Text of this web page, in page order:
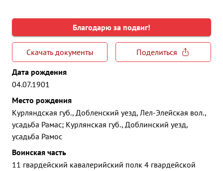
Благодарю за подвиг!
Скачать документы
Поделиться
Дата рождения
04.07.1901
Место рождения
Курляндская губ., Добленский уезд, Лел-Элейская вол.,
усадьба Рамас; Курлянская губ., Доблинский уезд,
усадьба Рамос
Воинская часть
11 гвардейский кавалерийский полк 4 гвардейской